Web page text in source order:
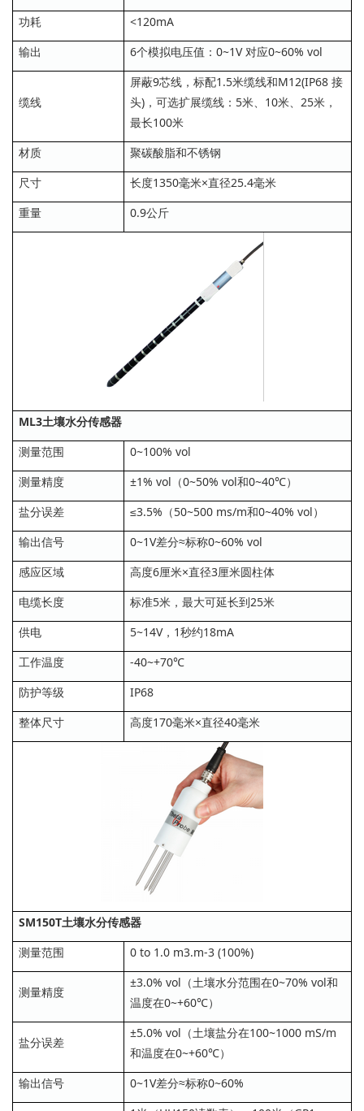
功耗
<120mA
输出
6个模拟电压值：0~1V 对应0~60% vol
缆线
屏蔽9芯线，标配1.5米缆线和M12(IP68 接
头)，可选扩展缆线：5米、10米、25米，
最长100米
材质
聚碳酸脂和不锈钢
尺寸
长度1350毫米×直径25.4毫米
重量
0.9公斤
ML3土壤水分传感器
测量范围
0~100% vol
测量精度
±1% vol（0~50% vol和0~40℃）
盐分误差
≤3.5%（50~500 ms/m和0~40% vol）
输出信号
0~1V差分≈标称0~60% vol
感应区域
高度6厘米×直径3厘米圆柱体
电缆长度
标准5米，最大可延长到25米
供电
5~14V，1秒约18mA
工作温度
-40~+70℃
防护等级
IP68
整体尺寸
高度170毫米×直径40毫米
SM150T土壤水分传感器
测量范围
0 to 1.0 m3.m‐3 (100%)
测量精度
±3.0% vol（土壤水分范围在0~70% vol和
温度在0~+60℃）
盐分误差
±5.0% vol（土壤盐分在100~1000 mS/m
和温度在0~+60℃）
输出信号
0~1V差分≈标称0~60%